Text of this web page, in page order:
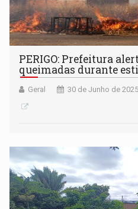
PERIGO: Prefeitura
queimadas durante
Geral 30 de Junho de